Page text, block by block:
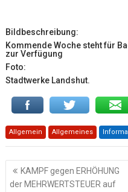
Bildbeschreibung:
Kommende Woche steht für
zur Verfügung
Foto:
Stadtwerke Landshut.
Allgemein Allgemeines
Beitragsnavigation
KAMPF gegen ERHÖHUNG
der MEHRWERTSTEUER auf